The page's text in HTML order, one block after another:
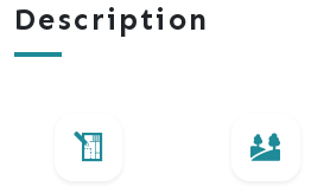
Description